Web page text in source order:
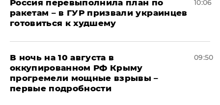
Россия перевыполнила план по
ракетам – в ГУР призвали украинцев
готовиться к худшему
10:06
В ночь на 10 августа в
оккупированном РФ Крыму
прогремели мощные взрывы –
первые подробности
09:50